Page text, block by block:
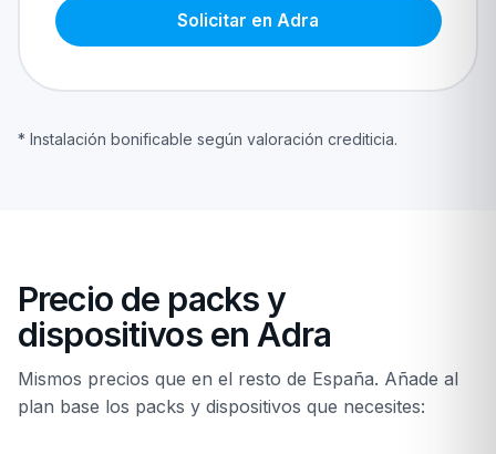
Solicitar en Adra
* Instalación bonificable según valoración crediticia.
Precio de packs y
dispositivos en Adra
Mismos precios que en el resto de España. Añade al
plan base los packs y dispositivos que necesites: